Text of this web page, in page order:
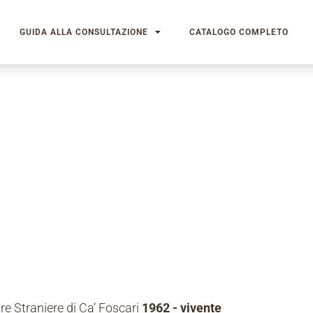
GUIDA ALLA CONSULTAZIONE CATALOGO COMPLETO
Straniere di Ca’ Foscari 1962 - vivente